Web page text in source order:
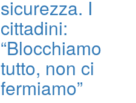
sicurezza. I
cittadini:
“Blocchiamo
tutto, non ci
fermiamo”